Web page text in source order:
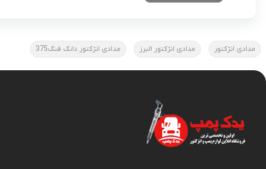
مدادی انژکتور مدادی انژکتور البرز مدادی انژکتور دانگ فنگ375